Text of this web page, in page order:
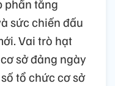
phần tăng
sức chiến đấu
Vai trò hạt
sở đảng ngày
tổ chức cơ sở